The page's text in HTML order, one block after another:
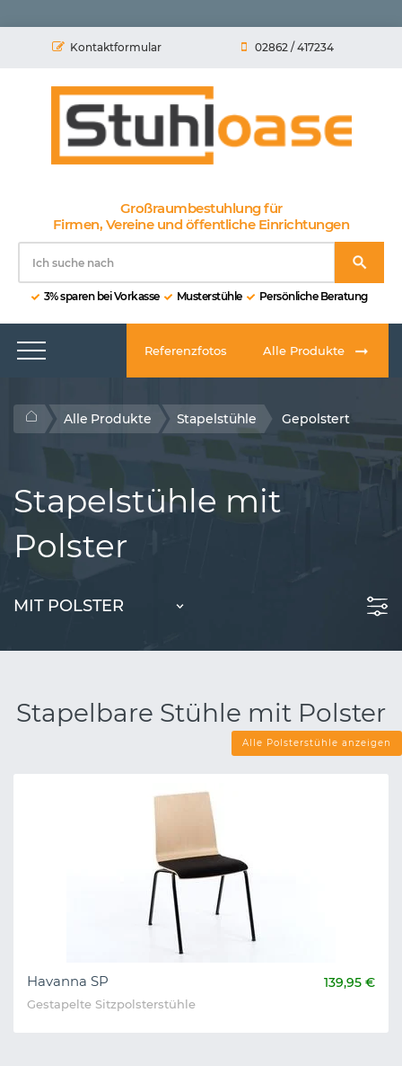
Kontaktformular 02862 / 417234
Großraumbestuhlung für
Firmen, Vereine und öffentliche Einrichtungen
3% sparen bei Vorkasse Musterstühle Persönliche Beratung
Referenzfotos Alle Produkte
Alle Produkte Stapelstühle Gepolstert
Stapelstühle mit
Polster
MIT POLSTER
Stapelbare Stühle mit Polster
Alle Polsterstühle anzeigen
Havanna SP 139,95 €
Gestapelte Sitzpolsterstühle